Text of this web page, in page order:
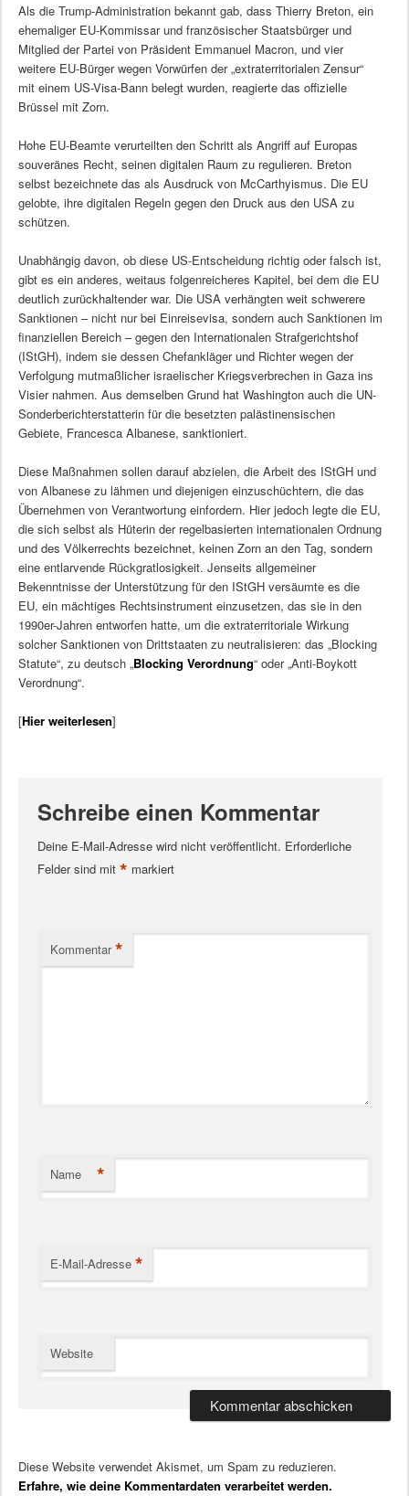
Als die Trump-Administration bekannt gab, dass Thierry Breton, ein
ehemaliger EU-Kommissar und französischer Staatsbürger und
Mitglied der Partei von Präsident Emmanuel Macron, und vier
weitere EU-Bürger wegen Vorwürfen der „extraterritorialen Zensur“
mit einem US-Visa-Bann belegt wurden, reagierte das offizielle
Brüssel mit Zorn.
Hohe EU-Beamte verurteilten den Schritt als Angriff auf Europas
souveränes Recht, seinen digitalen Raum zu regulieren. Breton
selbst bezeichnete das als Ausdruck von McCarthyismus. Die EU
gelobte, ihre digitalen Regeln gegen den Druck aus den USA zu
schützen.
Unabhängig davon, ob diese US-Entscheidung richtig oder falsch ist,
gibt es ein anderes, weitaus folgenreicheres Kapitel, bei dem die EU
deutlich zurückhaltender war. Die USA verhängten weit schwerere
Sanktionen – nicht nur bei Einreisevisa, sondern auch Sanktionen im
finanziellen Bereich – gegen den Internationalen Strafgerichtshof
(IStGH), indem sie dessen Chefankläger und Richter wegen der
Verfolgung mutmaßlicher israelischer Kriegsverbrechen in Gaza ins
Visier nahmen. Aus demselben Grund hat Washington auch die UN-
Sonderberichterstatterin für die besetzten palästinensischen
Gebiete, Francesca Albanese, sanktioniert.
Diese Maßnahmen sollen darauf abzielen, die Arbeit des IStGH und
von Albanese zu lähmen und diejenigen einzuschüchtern, die das
Übernehmen von Verantwortung einfordern. Hier jedoch legte die EU,
die sich selbst als Hüterin der regelbasierten internationalen Ordnung
und des Völkerrechts bezeichnet, keinen Zorn an den Tag, sondern
eine entlarvende Rückgratlosigkeit. Jenseits allgemeiner
Bekenntnisse der Unterstützung für den IStGH versäumte es die
EU, ein mächtiges Rechtsinstrument einzusetzen, das sie in den
1990er-Jahren entworfen hatte, um die extraterritoriale Wirkung
solcher Sanktionen von Drittstaaten zu neutralisieren: das „Blocking
Statute“, zu deutsch „Blocking Verordnung“ oder „Anti-Boykott
Verordnung“.
[Hier weiterlesen]
Schreibe einen Kommentar
Deine E-Mail-Adresse wird nicht veröffentlicht. Erforderliche
Felder sind mit * markiert
Kommentar *
Name *
E-Mail-Adresse *
Website
Diese Website verwendet Akismet, um Spam zu reduzieren.
Erfahre, wie deine Kommentardaten verarbeitet werden.